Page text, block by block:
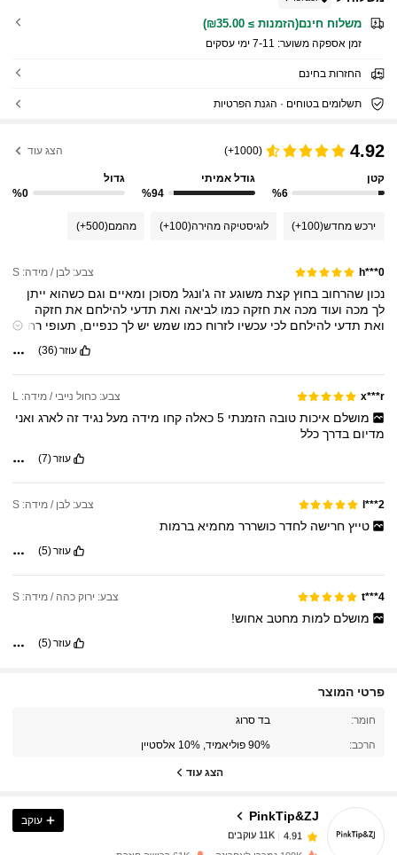
משלוח חינם(הזמנות ≥ ₪35.00)
זמן אספקה ​​משוער: 7-11 ימי עסקים
החזרות בחינם
תשלומים בטוחים · הגנת הפרטיות
4.92
(1000+) הצג עוד
קטן
%6
גודל אמיתי
%94
גדול
%0
ירכש מחדש(100+) לוגיסטיקה מהירה(100+) מהמם(500+)
h***0 צבע: לבן / מידה: S
נכוןשהרחובבחוץקצת משוגעזהג'ונגל מסוכן ומאיים וגםכשהוא ייתן
לך מכה ועוד מכהאתחזקהכמולביאה ואת תדעילהילחםאתחזקה
ואת תדעילהילחםלכיעכשיולזרוחכמושמש ישלךכנפיים, תעופירחוק
עוזר(36)
x***r צבע: כחול נייבי / מידה: L
מושלם איכות טובה הזמנתי 5 כאלה קחו מידה מעל נגיד זה לארג ואני
מדיוםבדרךכלל
עוזר(7)
l***2 צבע: לבן / מידה: S
טייץ חרישה לחדר כושררר מחמיא ברמות
עוזר(5)
4***t צבע: ירוק כהה / מידה: S
מושלם למות מחטב אחוש!
עוזר(5)
פרטי המוצר
חומר: בד סרוג
הרכב: 90% פוליאמיד, 10% אלסטיין
הצג עוד
PinkTip&ZJ
4.91
11K עוקבים
l***0שילם לפני יום אחד
עוקב